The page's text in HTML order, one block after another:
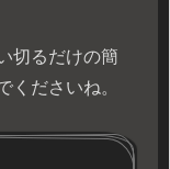
切るだけの簡
くださいね。